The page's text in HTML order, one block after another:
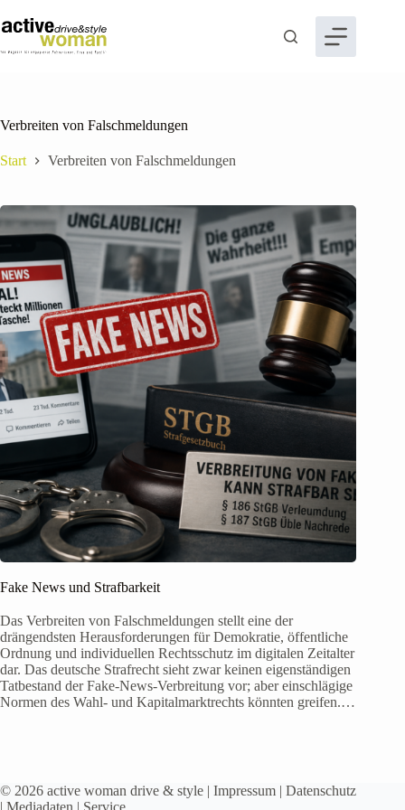
Inhalt
springen
Verbreiten von Falschmeldungen
Start Verbreiten von Falschmeldungen
Fake News und Strafbarkeit
Das Verbreiten von Falschmeldungen stellt eine der
drängendsten Herausforderungen für Demokratie, öffentliche
Ordnung und individuellen Rechtsschutz im digitalen Zeitalter
dar. Das deutsche Strafrecht sieht zwar keinen eigenständigen
Tatbestand der Fake-News-Verbreitung vor; aber einschlägige
Normen des Wahl- und Kapitalmarktrechts könnten greifen.…
© 2026 active woman drive & style | Impressum | Datenschutz
| Mediadaten | Service